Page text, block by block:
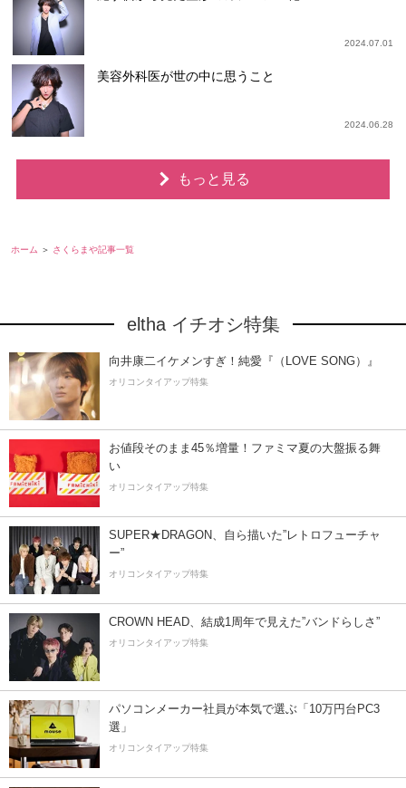
2024.07.01
美容外科医が世の中に思うこと
2024.06.28
もっと見る
ホーム さくらまや記事一覧
eltha イチオシ特集
向井康二イケメンすぎ！純愛『（LOVE SONG）』
オリコンタイアップ特集
お値段そのまま45％増量！ファミマ夏の大盤振る舞
い
オリコンタイアップ特集
SUPER★DRAGON、自ら描いた”レトロフューチャ
ー”
オリコンタイアップ特集
CROWN HEAD、結成1周年で見えた”バンドらしさ”
オリコンタイアップ特集
パソコンメーカー社員が本気で選ぶ「10万円台PC3
選」
オリコンタイアップ特集